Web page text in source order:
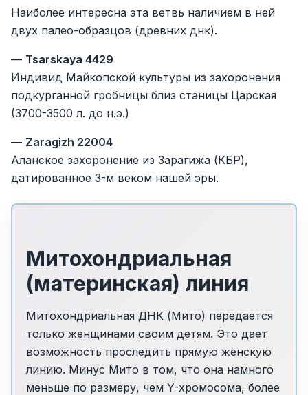
Наиболее интересна эта ветвь наличием в ней
двух палео-образцов (древних днк).
— Tsarskaya 4429
Индивид Майкопской культуры из захоронения
подкурганной гробницы близ станицы Царская
(3700-3500 л. до н.э.)
— Zaragizh 22004
Аланское захоронение из Зарагижа (КБР),
датированное 3-м веком нашей эры.
Митохондриальная
(материнская) линия
Митохондриальная ДНК (Мито) передается
только женщинами своим детям. Это дает
возможность проследить прямую женскую
линию. Минус Мито в том, что она намного
меньше по размеру, чем Y-хромосома, более